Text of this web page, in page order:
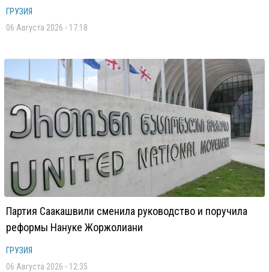
ГРУЗИЯ
06 Августа 2026 - 17:18
Партия Саакашвили сменила руководство и поручила
реформы Нануке Жоржолиани
ГРУЗИЯ
06 Августа 2026 - 12:35